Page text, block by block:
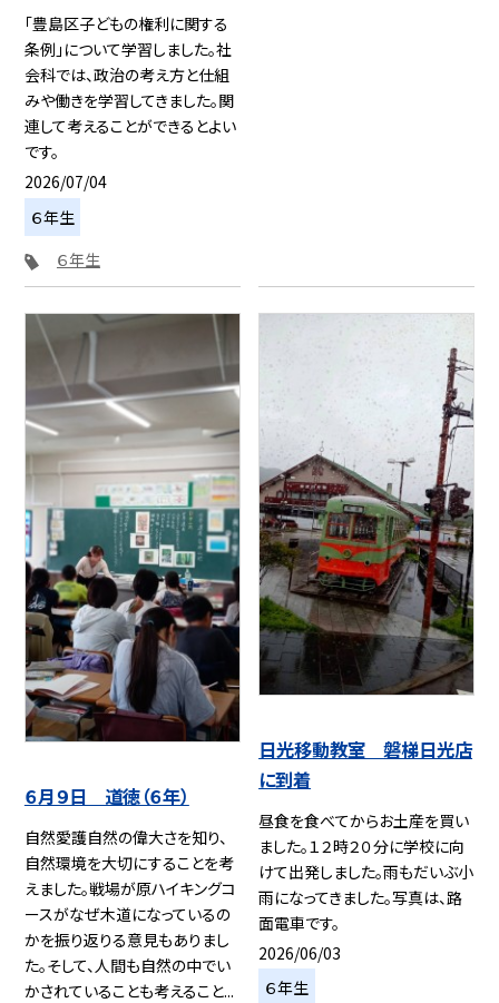
「豊島区子どもの権利に関する
条例」について学習しました。社
会科では、政治の考え方と仕組
みや働きを学習してきました。関
連して考えることができるとよい
です。
2026/07/04
６年生
６年生
６月９日 道徳（６年）
自然愛護自然の偉大さを知り、
自然環境を大切にすることを考
えました。戦場が原ハイキングコ
ースがなぜ木道になっているの
かを振り返りる意見もありまし
た。そして、人間も自然の中でい
かされていることも考えること...
日光移動教室 磐梯日光店
に到着
昼食を食べてからお土産を買い
ました。１２時２０分に学校に向
けて出発しました。雨もだいぶ小
雨になってきました。写真は、路
面電車です。
2026/06/03
６年生